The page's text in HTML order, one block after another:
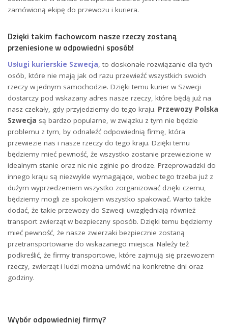
zamówioną ekipę do przewozu i kuriera.
Dzięki takim fachowcom nasze rzeczy zostaną
przeniesione w odpowiedni sposób!
Usługi kurierskie Szwecja, to doskonałe rozwiązanie dla tych
osób, które nie mają jak od razu przewieźć wszystkich swoich
rzeczy w jednym samochodzie. Dzięki temu kurier w Szwecji
dostarczy pod wskazany adres nasze rzeczy, które będą już na
nasz czekały, gdy przyjedziemy do tego kraju. Przewozy Polska
Szwecja są bardzo popularne, w związku z tym nie będzie
problemu z tym, by odnaleźć odpowiednią firmę, która
przewiezie nas i nasze rzeczy do tego kraju. Dzięki temu
będziemy mieć pewność, że wszystko zostanie przewiezione w
idealnym stanie oraz nic nie zginie po drodze. Przeprowadzki do
innego kraju są niezwykle wymagające, wobec tego trzeba już z
dużym wyprzedzeniem wszystko zorganizować dzięki czemu,
będziemy mogli ze spokojem wszystko spakować. Warto także
dodać, że takie przewozy do Szwecji uwzględniają również
transport zwierząt w bezpieczny sposób. Dzięki temu będziemy
mieć pewność, że nasze zwierzaki bezpiecznie zostaną
przetransportowane do wskazanego miejsca. Należy też
podkreślić, że firmy transportowe, które zajmują się przewozem
rzeczy, zwierząt i ludzi można umówić na konkretne dni oraz
godziny.
Wybór odpowiedniej firmy?